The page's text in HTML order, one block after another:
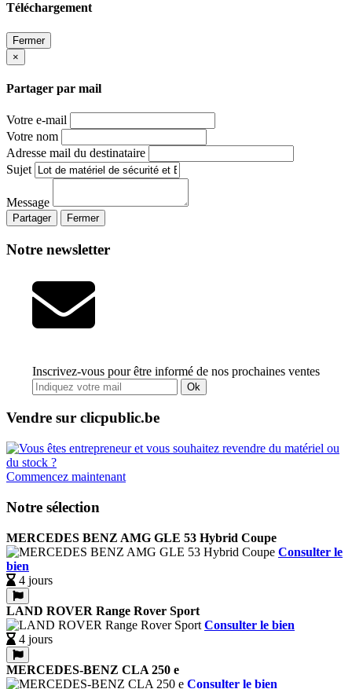
Téléchargement
Fermer
×
Partager par mail
Votre e-mail
Votre nom
Adresse mail du destinataire
Sujet
Message
Partager Fermer
Notre newsletter
Inscrivez-vous pour être informé de nos prochaines ventes
Ok
Vendre sur clicpublic.be
Commencez maintenant
Notre sélection
MERCEDES BENZ AMG GLE 53 Hybrid Coupe
Consulter le
bien
4 jours
LAND ROVER Range Rover Sport
Consulter le bien
4 jours
MERCEDES-BENZ CLA 250 e
Consulter le bien